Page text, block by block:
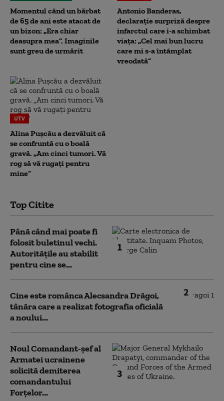
Momentul când un bărbat
de 65 de ani este atacat de
un bizon: „Era chiar
deasupra mea”. Imaginile
sunt greu de urmărit
Antonio Banderas,
declarație surpriză despre
infarctul care i-a schimbat
viața: „Cel mai bun lucru
care mi s-a întâmplat
vreodată”
UTV
Alina Pușcău a dezvăluit că
se confruntă cu o boală
gravă. „Am cinci tumori. Vă
rog să vă rugați pentru
mine”
Top Citite
1
Până când mai poate fi
folosit buletinul vechi.
Autoritățile au stabilit
pentru cine se...
2
Cine este românca Alecsandra Drăgoi,
tânăra care a realizat fotografia oficială
a noului...
3
Noul Comandant-șef al
Armatei ucrainene
solicită demiterea
comandantului
Forțelor...